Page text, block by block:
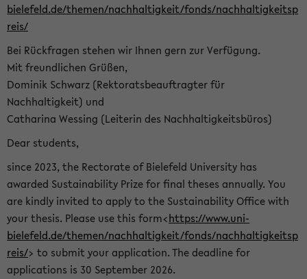
bielefeld.de/themen/nachhaltigkeit/fonds/nachhaltigkeitsp
reis/
Bei Rückfragen stehen wir Ihnen gern zur Verfügung.
Mit freundlichen Grüßen,
Dominik Schwarz (Rektoratsbeauftragter für
Nachhaltigkeit) und
Catharina Wessing (Leiterin des Nachhaltigkeitsbüros)
Dear students,
since 2023, the Rectorate of Bielefeld University has
awarded Sustainability Prize for final theses annually. You
are kindly invited to apply to the Sustainability Office with
your thesis. Please use this form<https://www.uni-
bielefeld.de/themen/nachhaltigkeit/fonds/nachhaltigkeitsp
reis/> to submit your application. The deadline for
applications is 30 September 2026.